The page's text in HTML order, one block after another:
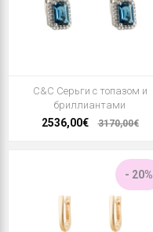
C&C Серьги с топазом и
бриллиантами
2536,00€ 3170,00€
- 20%